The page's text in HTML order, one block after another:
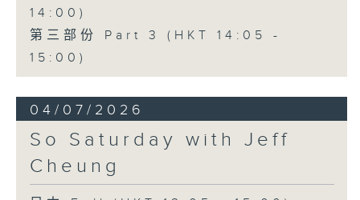
14:00)
第三部份 Part 3 (HKT 14:05 -
15:00)
04/07/2026
So Saturday with Jeff
Cheung